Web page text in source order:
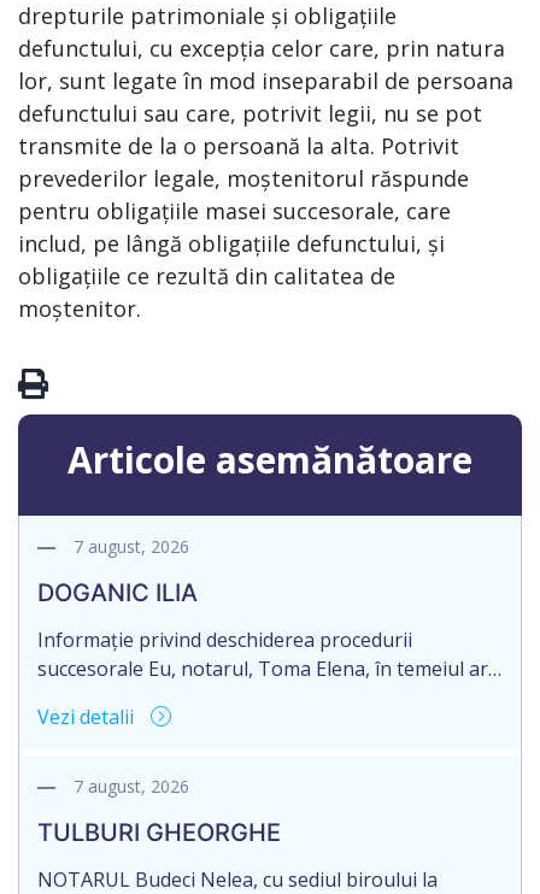
drepturile patrimoniale și obligațiile
defunctului, cu excepția celor care, prin natura
lor, sunt legate în mod inseparabil de persoana
defunctului sau care, potrivit legii, nu se pot
transmite de la o persoană la alta. Potrivit
prevederilor legale, moștenitorul răspunde
pentru obligațiile masei succesorale, care
includ, pe lângă obligațiile defunctului, și
obligațiile ce rezultă din calitatea de
moștenitor.
Articole asemănătoare
7 august, 2026
DOGANIC ILIA
Informație privind deschiderea procedurii
succesorale Eu, notarul, Toma Elena, în temeiul art.
notific Moștenitorii/ persoană care are un interes
notariale în urma decesului cet. DOGANIC ILIA,
2007040006216. Eliberarea certificatului de
moștenitor este planificată în prealabil pentru […]
Vezi detalii
7 august, 2026
TULBURI GHEORGHE
NOTARUL Budeci Nelea, cu sediul biroului la